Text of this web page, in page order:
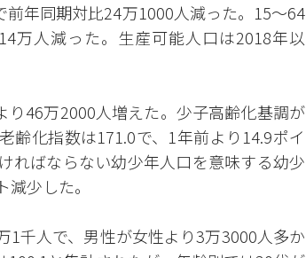
年同期対比24万1000人減った。15～64
万人減った。生産可能人口は2018年以
46万2000人増えた。少子高齢化基調が
齢化指数は171.0で、1年前より14.9ポイ
ればならない幼少年人口を意味する幼少
少した。
千人で、男性が女性より3万3000人多か